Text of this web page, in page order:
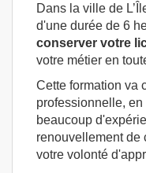
Dans la ville de
d'une durée de 6
conserver votre
votre métier en
Cette formation va
professionnelle,
beaucoup
renouvellement de
votre volonté